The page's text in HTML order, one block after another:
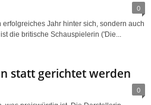
0
Jahr hinter sich, sondern auch
die britische Schauspielerin ('Die...
statt gerichtet werden
0